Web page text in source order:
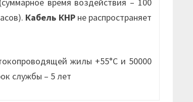
Кабель КНРне распространяет
жилы +55°С и 50000
службы – 5 лет